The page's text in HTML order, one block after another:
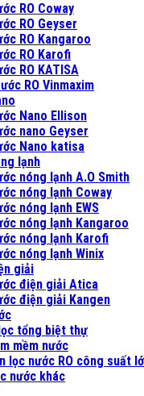
RO Coway
RO Geyser
RO Kangaroo
RO Karofi
RO KATISA
RO Vinmaxim
Nano Ellison
nano Geyser
Nano katisa
lạnh
nóng lạnh A.O Smith
nóng lạnh Coway
nóng lạnh EWS
nóng lạnh Kangaroo
nóng lạnh Karofi
nóng lạnh Winix
giải
điện giải Atica
điện giải Kangen
tổng biệt thự
mềm nước
lọc nước RO công suất
nước khác